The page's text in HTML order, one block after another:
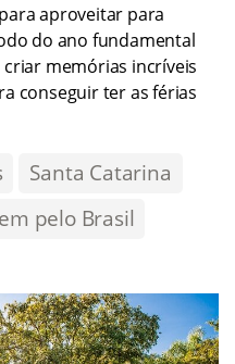
aproveitar para
do ano fundamental
memórias incríveis
conseguir ter as férias
Santa Catarina
pelo Brasil